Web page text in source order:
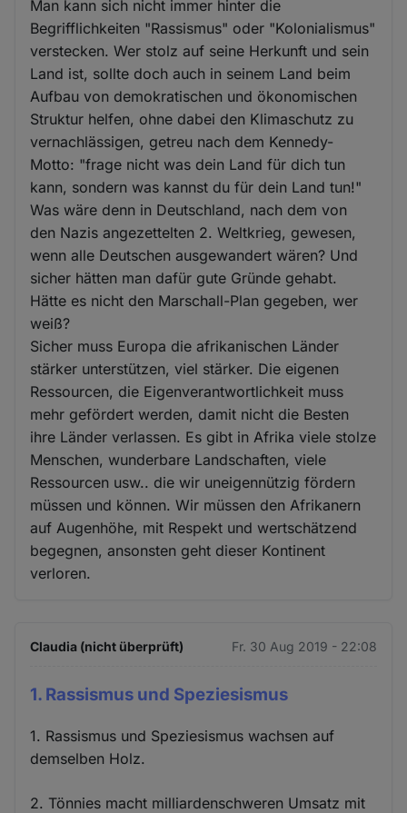
Man kann sich nicht immer hinter die
Begrifflichkeiten "Rassismus" oder "Kolonialismus"
verstecken. Wer stolz auf seine Herkunft und sein
Land ist, sollte doch auch in seinem Land beim
Aufbau von demokratischen und ökonomischen
Struktur helfen, ohne dabei den Klimaschutz zu
vernachlässigen, getreu nach dem Kennedy-
Motto: "frage nicht was dein Land für dich tun
kann, sondern was kannst du für dein Land tun!"
Was wäre denn in Deutschland, nach dem von
den Nazis angezettelten 2. Weltkrieg, gewesen,
wenn alle Deutschen ausgewandert wären? Und
sicher hätten man dafür gute Gründe gehabt.
Hätte es nicht den Marschall-Plan gegeben, wer
weiß?
Sicher muss Europa die afrikanischen Länder
stärker unterstützen, viel stärker. Die eigenen
Ressourcen, die Eigenverantwortlichkeit muss
mehr gefördert werden, damit nicht die Besten
ihre Länder verlassen. Es gibt in Afrika viele stolze
Menschen, wunderbare Landschaften, viele
Ressourcen usw.. die wir uneigennützig fördern
müssen und können. Wir müssen den Afrikanern
auf Augenhöhe, mit Respekt und wertschätzend
begegnen, ansonsten geht dieser Kontinent
verloren.
Claudia (nicht überprüft) Fr. 30 Aug 2019 - 22:08
1. Rassismus und Speziesismus
1. Rassismus und Speziesismus wachsen auf
demselben Holz.
2. Tönnies macht milliardenschweren Umsatz mit